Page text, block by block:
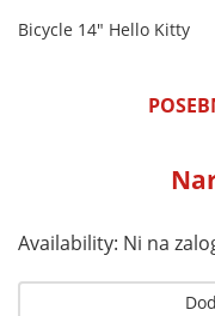
Bicycle 14" Hello Kitty
Availability: Ni na